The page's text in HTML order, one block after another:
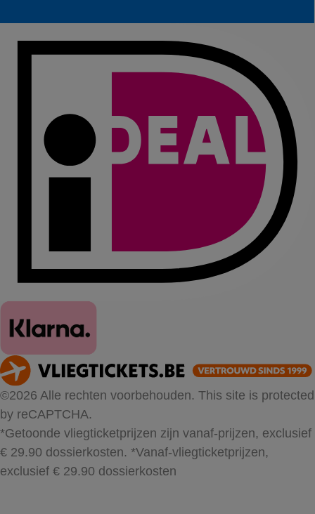
©2026 Alle rechten voorbehouden. This site is protected
by reCAPTCHA.
*Getoonde vliegticketprijzen zijn vanaf-prijzen, exclusief
€ 29.90 dossierkosten. *Vanaf-vliegticketprijzen,
exclusief € 29.90 dossierkosten